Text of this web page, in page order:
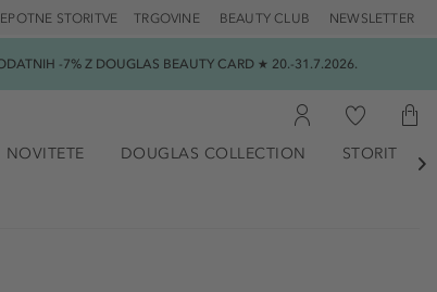
TRGOVINE BEAUTY CLUB NEWSLETTER
STORITVE
-7% Z DOUGLAS BEAUTY CARD ★ 20.-31.7.2026.
NOVITETE DOUGLAS COLLECTION STORITVE
